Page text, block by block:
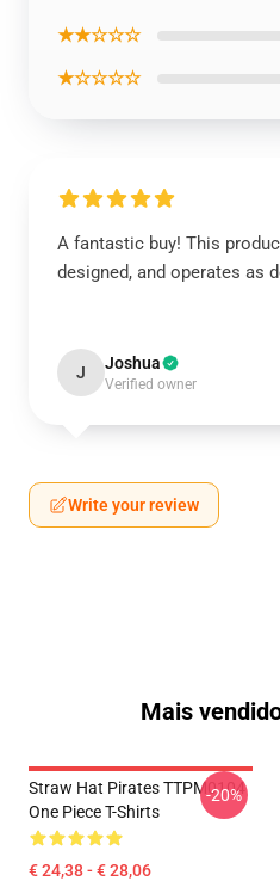
★★☆☆☆
★☆☆☆☆
A fantastic buy! This
designed, and operates as
J Joshua
Verified owner
Write your review
Mais
Straw Hat Pirates TTPM0104
One Piece T-Shirts
€ 24,38 - € 28,06
-20%